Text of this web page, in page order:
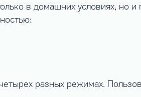
в домашних условиях, но
разных режимах.